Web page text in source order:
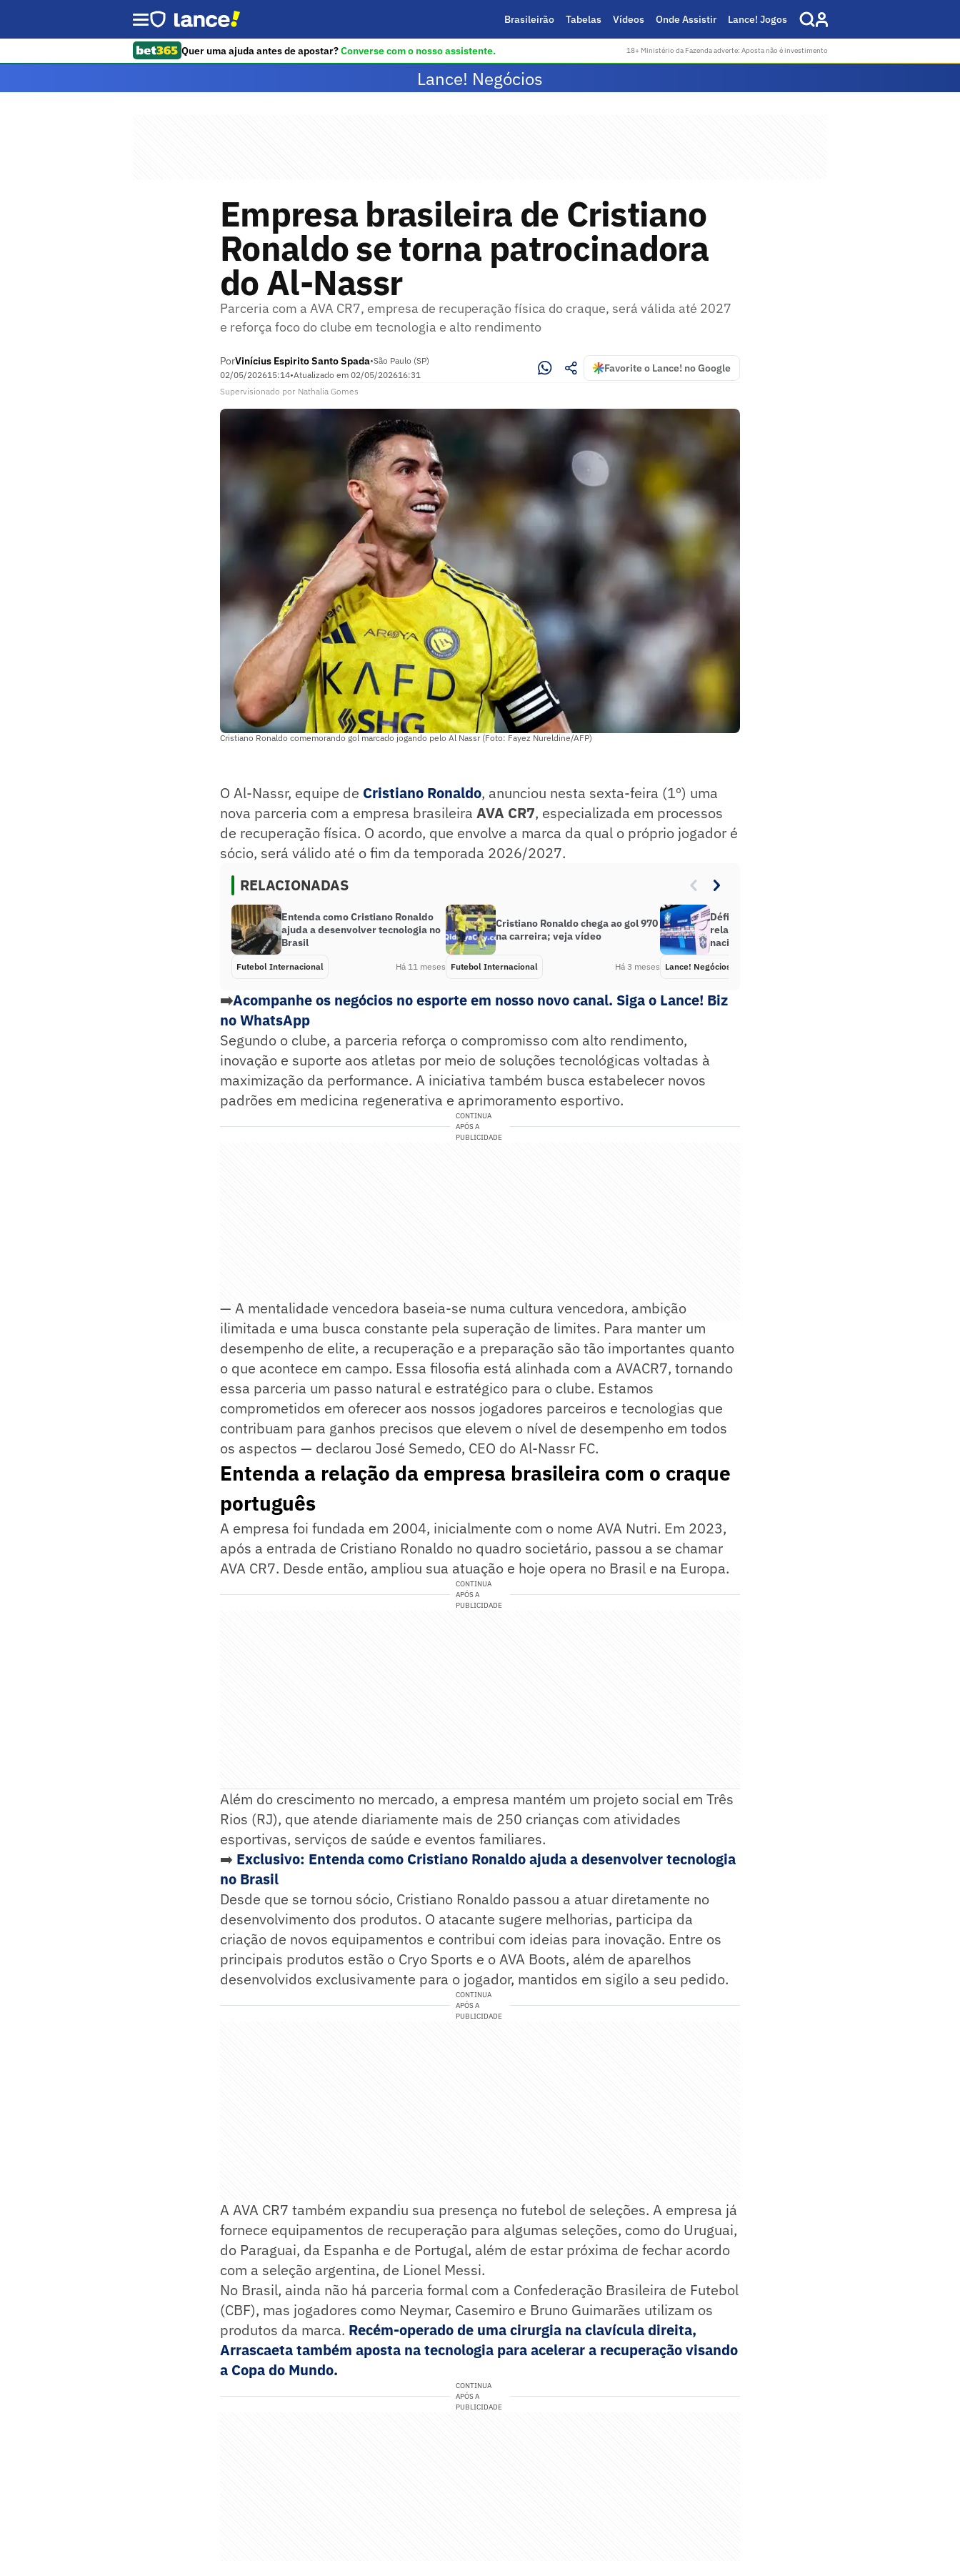
Brasileirão Tabelas Vídeos Onde Assistir Lance! Jogos
Quer uma ajuda antes de apostar?Converse com o nosso assistente. 18+ Ministério da Fazenda adverte: Aposta não é investimento
Lance! Negócios
Empresa brasileira de Cristiano
Ronaldo se torna patrocinadora
do Al-Nassr
Parceria com a AVA CR7, empresa de recuperação física do craque, será válida até 2027
e reforça foco do clube em tecnologia e alto rendimento
PorVinícius Espirito Santo Spada•São Paulo (SP)
02/05/202615:14•Atualizado em 02/05/202616:31
Favorite o Lance! no Google
Supervisionado por Nathalia Gomes
Cristiano Ronaldo comemorando gol marcado jogando pelo Al Nassr (Foto: Fayez Nureldine/AFP)
O Al-Nassr, equipe de Cristiano Ronaldo, anunciou nesta sexta-feira (1º) uma
nova parceria com a empresa brasileira AVA CR7, especializada em processos
de recuperação física. O acordo, que envolve a marca da qual o próprio jogador é
sócio, será válido até o fim da temporada 2026/2027.
RELACIONADAS
Entenda como Cristiano Ronaldo
ajuda a desenvolver tecnologia no
Brasil
Futebol Internacional Há 11 meses
Cristiano Ronaldo chega ao gol 970
na carreira; veja vídeo
Futebol Internacional Há 3 meses
Déficit milionário da CBF tem
relação com clube sem divisão
nacional; entenda
Lance! Negócios
➡️Acompanhe os negócios no esporte em nosso novo canal. Siga o Lance! Biz
no WhatsApp
Segundo o clube, a parceria reforça o compromisso com alto rendimento,
inovação e suporte aos atletas por meio de soluções tecnológicas voltadas à
maximização da performance. A iniciativa também busca estabelecer novos
padrões em medicina regenerativa e aprimoramento esportivo.
CONTINUA
APÓS A
PUBLICIDADE
— A mentalidade vencedora baseia-se numa cultura vencedora, ambição
ilimitada e uma busca constante pela superação de limites. Para manter um
desempenho de elite, a recuperação e a preparação são tão importantes quanto
o que acontece em campo. Essa filosofia está alinhada com a AVACR7, tornando
essa parceria um passo natural e estratégico para o clube. Estamos
comprometidos em oferecer aos nossos jogadores parceiros e tecnologias que
contribuam para ganhos precisos que elevem o nível de desempenho em todos
os aspectos — declarou José Semedo, CEO do Al-Nassr FC.
Entenda a relação da empresa brasileira com o craque
português
A empresa foi fundada em 2004, inicialmente com o nome AVA Nutri. Em 2023,
após a entrada de Cristiano Ronaldo no quadro societário, passou a se chamar
AVA CR7. Desde então, ampliou sua atuação e hoje opera no Brasil e na Europa.
CONTINUA
APÓS A
PUBLICIDADE
Além do crescimento no mercado, a empresa mantém um projeto social em Três
Rios (RJ), que atende diariamente mais de 250 crianças com atividades
esportivas, serviços de saúde e eventos familiares.
➡️ Exclusivo: Entenda como Cristiano Ronaldo ajuda a desenvolver tecnologia
no Brasil
Desde que se tornou sócio, Cristiano Ronaldo passou a atuar diretamente no
desenvolvimento dos produtos. O atacante sugere melhorias, participa da
criação de novos equipamentos e contribui com ideias para inovação. Entre os
principais produtos estão o Cryo Sports e o AVA Boots, além de aparelhos
desenvolvidos exclusivamente para o jogador, mantidos em sigilo a seu pedido.
CONTINUA
APÓS A
PUBLICIDADE
A AVA CR7 também expandiu sua presença no futebol de seleções. A empresa já
fornece equipamentos de recuperação para algumas seleções, como do Uruguai,
do Paraguai, da Espanha e de Portugal, além de estar próxima de fechar acordo
com a seleção argentina, de Lionel Messi.
No Brasil, ainda não há parceria formal com a Confederação Brasileira de Futebol
(CBF), mas jogadores como Neymar, Casemiro e Bruno Guimarães utilizam os
produtos da marca. Recém-operado de uma cirurgia na clavícula direita,
Arrascaeta também aposta na tecnologia para acelerar a recuperação visando
a Copa do Mundo.
CONTINUA
APÓS A
PUBLICIDADE